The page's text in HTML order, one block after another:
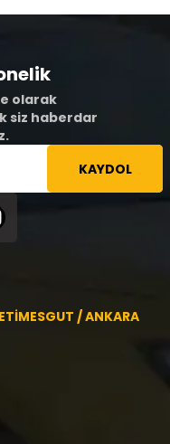
olarak
siz haberdar
KAYDOL
/ ANKARA